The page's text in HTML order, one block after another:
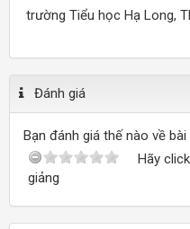
trường Tiểu học Hạ Long,
Đánh giá
Bạn đánh giá thế nào về bài
Hãy
giảng